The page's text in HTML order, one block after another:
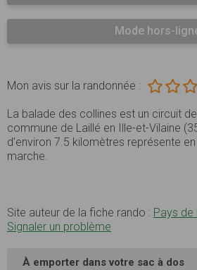
Mode hors-
Mon avis sur la randonnée :
La balade des collines est un circuit
commune de Laillé en Ille-et-Vilaine
d’environ 7.5 kilomètres représente
marche.
Site auteur de la fiche rando : Pays de
Signaler un problème
À emporter dans votre sac à dos